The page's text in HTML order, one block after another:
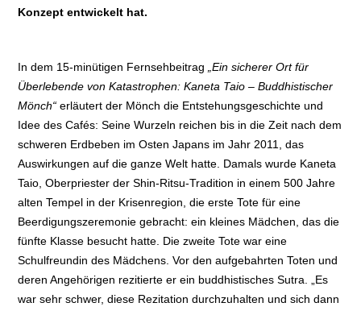
Konzept entwickelt hat.
In dem 15-minütigen Fernsehbeitrag
„Ein sicherer Ort für
Überlebende von Katastrophen: Kaneta Taio – Buddhistischer
Mönch“erläutert der Mönch die Entstehungsgeschichte und
Idee des Cafés: Seine Wurzeln reichen bis in die Zeit nach dem
schweren Erdbeben im Osten Japans im Jahr 2011, das
Auswirkungen auf die ganze Welt hatte. Damals wurde Kaneta
Taio, Oberpriester der Shin-Ritsu-Tradition in einem 500 Jahre
alten Tempel in der Krisenregion, die erste Tote für eine
Beerdigungszeremonie gebracht: ein kleines Mädchen, das die
fünfte Klasse besucht hatte. Die zweite Tote war eine
Schulfreundin des Mädchens. Vor den aufgebahrten Toten und
deren Angehörigen rezitierte er ein buddhistisches Sutra. „Es
war sehr schwer, diese Rezitation durchzuhalten und sich dann